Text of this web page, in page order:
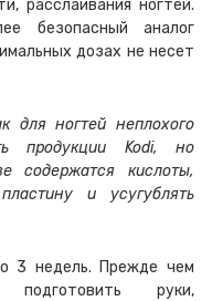
расслаивания ногтей.
безопасный аналог
дозах не несет
для ногтей неплохого
продукции Kodi, но
содержатся кислоты,
и усугублять
3 недель. Прежде чем
руки,